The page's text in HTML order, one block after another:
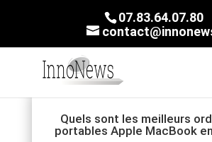
07.83.64.07.80
Quels sont les meilleurs
portables Apple MacBook